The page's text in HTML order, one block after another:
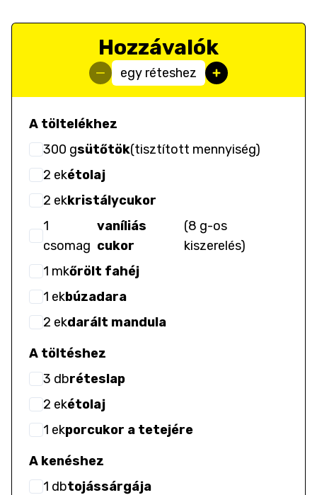
Hozzávalók
egy réteshez
A töltelékhez
300 gsütőtök(tisztított mennyiség)
2 ekétolaj
2 ekkristálycukor
1
csomag
vaníliás
cukor
(8 g-os
kiszerelés)
1 mkőrölt fahéj
1 ekbúzadara
2 ekdarált mandula
A töltéshez
3 dbréteslap
2 ekétolaj
1 ekporcukor a tetejére
A kenéshez
1 dbtojássárgája